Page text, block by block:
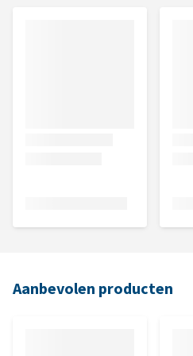
Aanbevolen producten